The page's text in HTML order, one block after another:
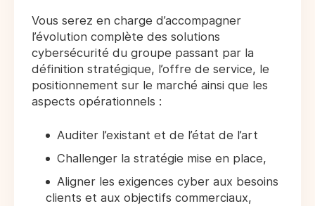
Vous serez en charge d’accompagner
l’évolution complète des solutions
cybersécurité du groupe passant par la
définition stratégique, l’offre de service, le
positionnement sur le marché ainsi que les
aspects opérationnels :
Auditer l’existant et de l’état de l’art
Challenger la stratégie mise en place,
Aligner les exigences cyber aux besoins
clients et aux objectifs commerciaux,